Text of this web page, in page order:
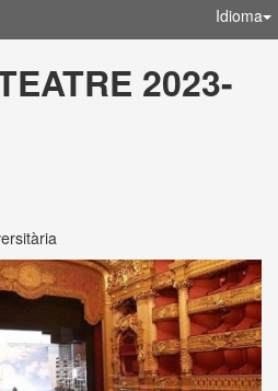
Idioma
2023-